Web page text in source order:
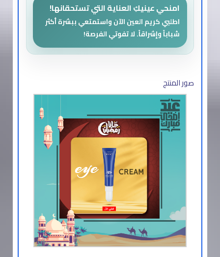
امنحي عينيكِ العناية التي تستحقانها!
اطلبي كريم العين الآن واستمتعي ببشرة أكثر
شباباً وإشراقاً. لا تفوتي الفرصة!
صور المنتج​